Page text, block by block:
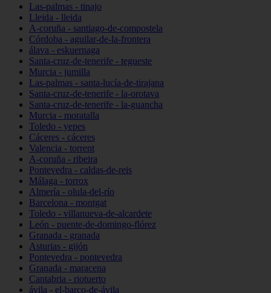
Las-palmas - tinajo
Lleida - lleida
A-coruña - santiago-de-compostela
Córdoba - aguilar-de-la-frontera
álava - eskuernaga
Santa-cruz-de-tenerife - tegueste
Murcia - jumilla
Las-palmas - santa-lucía-de-tirajana
Santa-cruz-de-tenerife - la-orotava
Santa-cruz-de-tenerife - la-guancha
Murcia - moratalla
Toledo - yepes
Cáceres - cáceres
Valencia - torrent
A-coruña - ribeira
Pontevedra - caldas-de-reis
Málaga - torrox
Almería - olula-del-río
Barcelona - montgat
Toledo - villanueva-de-alcardete
León - puente-de-domingo-flórez
Granada - granada
Asturias - gijón
Pontevedra - pontevedra
Granada - maracena
Cantabria - riotuerto
ávila - el-barco-de-ávila